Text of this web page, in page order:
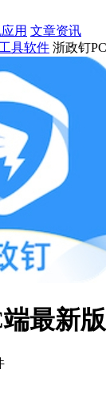
用 文章资讯
工具软件 浙政钉
最新